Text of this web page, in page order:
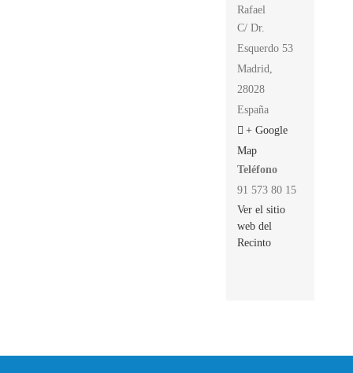
Rafael
C/ Dr.
Esquerdo 53
Madrid
28028
España
+ Google
Map
Teléfono
91 573 80 15
Ver el sitio
web del
Recinto